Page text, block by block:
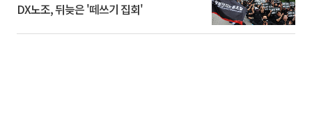
DX노조, 뒤늦은 '떼쓰기 집회'